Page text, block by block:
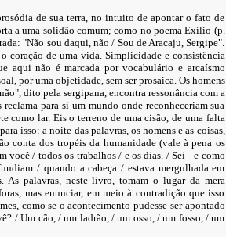
de sua terra, no intuito de apontar o fato de
a uma solidão comum; como no poema Exílio (p.
"Não sou daqui, não / Sou de Aracaju, Sergipe".
coração de uma vida. Simplicidade e consistência
aqui não é marcada por vocabulário e arcaísmo
por uma objetidade, sem ser prosaica. Os homens
dito pela sergipana, encontra ressonância com a
para si um mundo onde reconheceriam sua
como lar. Eis o terreno de uma cisão, de uma falta
isso: a noite das palavras, os homens e as coisas,
conta dos tropéis da humanidade (vale à pena os
você / todos os trabalhos / e os dias. / Sei - e como
/ quando a cabeça / estava mergulhada em
As palavras, neste livro, tomam o lugar da mera
mas enunciar, em meio à contradição que isso
como se o acontecimento pudesse ser apontado
/ Um cão, / um ladrão, / um osso, / um fosso, / um